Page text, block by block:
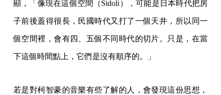
顯，「像現在這個空間（Sidoli），可能是日本時代把房
子前後蓋得很長，民國時代又打了一個天井，所以同一
個空間裡，會有四、五個不同時代的切片。只是，在當
下這個時間點上，它們是沒有順序的。」
若是對柯智豪的音樂有些了解的人，會發現這份思想，